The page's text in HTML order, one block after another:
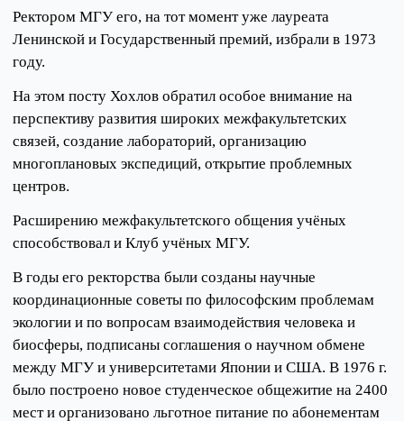
Ректором МГУ его, на тот момент уже лауреата
Ленинской и Государственный премий, избрали в 1973
году.
На этом посту Хохлов обратил особое внимание на
перспективу развития широких межфакультетских
связей, создание лабораторий, организацию
многоплановых экспедиций, открытие проблемных
центров.
Расширению межфакультетского общения учёных
способствовал и Клуб учёных МГУ.
В годы его ректорства были созданы научные
координационные советы по философским проблемам
экологии и по вопросам взаимодействия человека и
биосферы, подписаны соглашения о научном обмене
между МГУ и университетами Японии и США. В 1976 г.
было построено новое студенческое общежитие на 2400
мест и организовано льготное питание по абонементам